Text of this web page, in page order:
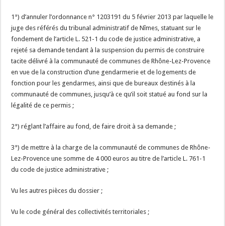
1°) d’annuler l’ordonnance n° 1203191 du 5 février 2013 par laquelle le
juge des référés du tribunal administratif de Nîmes, statuant sur le
fondement de l’article L. 521-1 du code de justice administrative, a
rejeté sa demande tendant à la suspension du permis de construire
tacite délivré à la communauté de communes de Rhône-Lez-Provence
en vue de la construction d’une gendarmerie et de logements de
fonction pour les gendarmes, ainsi que de bureaux destinés à la
communauté de communes, jusqu’à ce qu’il soit statué au fond sur la
légalité de ce permis ;
2°) réglant l’affaire au fond, de faire droit à sa demande ;
3°) de mettre à la charge de la communauté de communes de Rhône-
Lez-Provence une somme de 4 000 euros au titre de l’article L. 761-1
du code de justice administrative ;
Vu les autres pièces du dossier ;
Vu le code général des collectivités territoriales ;